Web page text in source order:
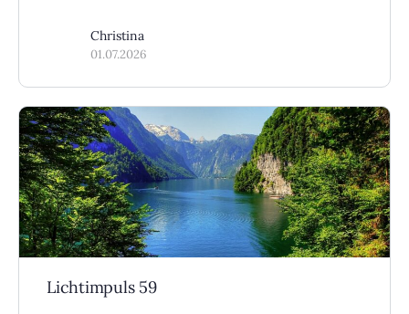
Christina
01.07.2026
Lichtimpuls 59